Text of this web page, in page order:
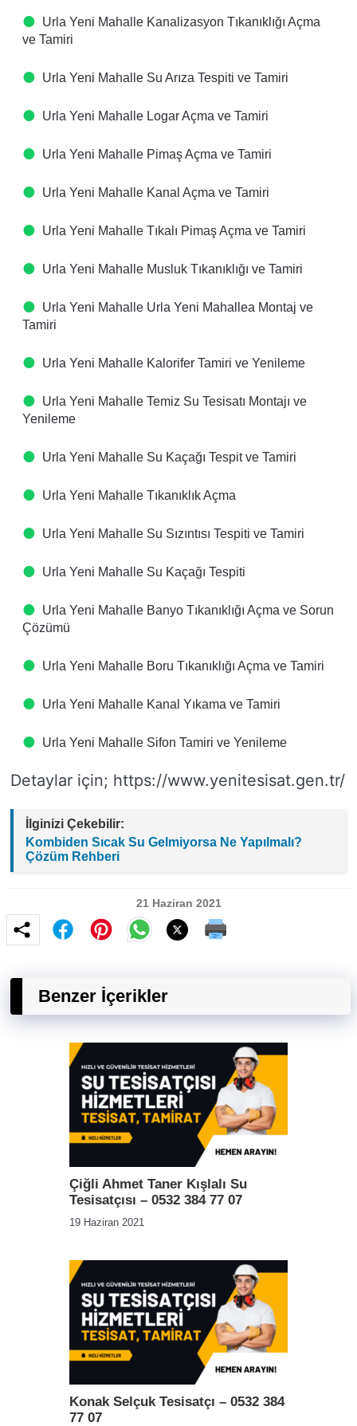
Urla Yeni Mahalle Kanalizasyon Tıkanıklığı Açma
ve Tamiri
Urla Yeni Mahalle Su Arıza Tespiti ve Tamiri
Urla Yeni Mahalle Logar Açma ve Tamiri
Urla Yeni Mahalle Pimaş Açma ve Tamiri
Urla Yeni Mahalle Kanal Açma ve Tamiri
Urla Yeni Mahalle Tıkalı Pimaş Açma ve Tamiri
Urla Yeni Mahalle Musluk Tıkanıklığı ve Tamiri
Urla Yeni Mahalle Urla Yeni Mahallea Montaj ve
Tamiri
Urla Yeni Mahalle Kalorifer Tamiri ve Yenileme
Urla Yeni Mahalle Temiz Su Tesisatı Montajı ve
Yenileme
Urla Yeni Mahalle Su Kaçağı Tespit ve Tamiri
Urla Yeni Mahalle Tıkanıklık Açma
Urla Yeni Mahalle Su Sızıntısı Tespiti ve Tamiri
Urla Yeni Mahalle Su Kaçağı Tespiti
Urla Yeni Mahalle Banyo Tıkanıklığı Açma ve Sorun
Çözümü
Urla Yeni Mahalle Boru Tıkanıklığı Açma ve Tamiri
Urla Yeni Mahalle Kanal Yıkama ve Tamiri
Urla Yeni Mahalle Sifon Tamiri ve Yenileme
Detaylar için; https://www.yenitesisat.gen.tr/
İlginizi Çekebilir:
Kombiden Sıcak Su Gelmiyorsa Ne Yapılmalı?
Çözüm Rehberi
21 Haziran 2021
Benzer İçerikler
Çiğli Ahmet Taner Kışlalı Su
Tesisatçısı – 0532 384 77 07
19 Haziran 2021
Konak Selçuk Tesisatçı – 0532 384
77 07